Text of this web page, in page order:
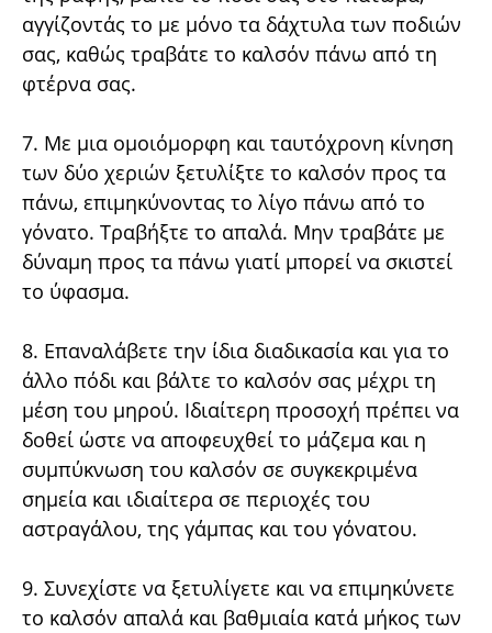
αγγίζοντάς το με μόνο τα δάχτυλα των ποδιών
σας, καθώς τραβάτε το καλσόν πάνω από τη
φτέρνα σας.
7. Με μια ομοιόμορφη και ταυτόχρονη κίνηση
των δύο χεριών ξετυλίξτε το καλσόν προς τα
πάνω, επιμηκύνοντας το λίγο πάνω από το
γόνατο. Τραβήξτε το απαλά. Μην τραβάτε με
δύναμη προς τα πάνω γιατί μπορεί να σκιστεί
το ύφασμα.
8. Επαναλάβετε την ίδια διαδικασία και για το
άλλο πόδι και βάλτε το καλσόν σας μέχρι τη
μέση του μηρού. Ιδιαίτερη προσοχή πρέπει να
δοθεί ώστε να αποφευχθεί το μάζεμα και η
συμπύκνωση του καλσόν σε συγκεκριμένα
σημεία και ιδιαίτερα σε περιοχές του
αστραγάλου, της γάμπας και του γόνατου.
9. Συνεχίστε να ξετυλίγετε και να επιμηκύνετε
το καλσόν απαλά και βαθμιαία κατά μήκος των